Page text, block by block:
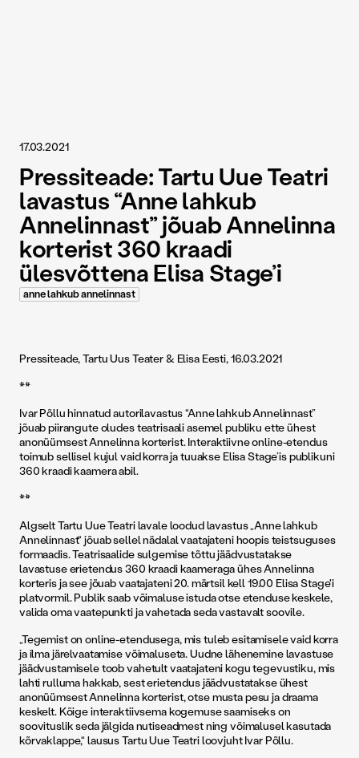
17.03.2021
Pressiteade: Tartu Uue Teatri
lavastus “Anne lahkub
Annelinnast” jõuab Annelinna
korterist 360 kraadi
ülesvõttena Elisa Stage’i
anne lahkub annelinnast
Pressiteade, Tartu Uus Teater & Elisa Eesti, 16.03.2021
**
Ivar Põllu hinnatud autorilavastus “Anne lahkub Annelinnast”
jõuab piirangute oludes teatrisaali asemel publiku ette ühest
anonüümsest Annelinna korterist. Interaktiivne online-etendus
toimub sellisel kujul vaid korra ja tuuakse Elisa Stage’is publikuni
360 kraadi kaamera abil.
**
Algselt Tartu Uue Teatri lavale loodud lavastus „Anne lahkub
Annelinnast“ jõuab sellel nädalal vaatajateni hoopis teistsuguses
formaadis. Teatrisaalide sulgemise tõttu jäädvustatakse
lavastuse erietendus 360 kraadi kaameraga ühes Annelinna
korteris ja see jõuab vaatajateni 20. märtsil kell 19.00 Elisa Stage'i
platvormil. Publik saab võimaluse istuda otse etenduse keskele,
valida oma vaatepunkti ja vahetada seda vastavalt soovile.
„Tegemist on online-etendusega, mis tuleb esitamisele vaid korra
ja ilma järelvaatamise võimaluseta. Uudne lähenemine lavastuse
jäädvustamisele toob vahetult vaatajateni kogu tegevustiku, mis
lahti rulluma hakkab, sest erietendus jäädvustatakse ühest
anonüümsest Annelinna korterist, otse musta pesu ja draama
keskelt. Kõige interaktiivsema kogemuse saamiseks on
soovituslik seda jälgida nutiseadmest ning võimalusel kasutada
kõrvaklappe,“ lausus Tartu Uue Teatri loovjuht Ivar Põllu.